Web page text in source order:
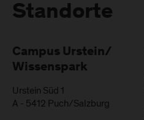
Standorte
Campus Urstein/
Wissenspark
Urstein Süd 1
A - 5412 Puch/Salzburg